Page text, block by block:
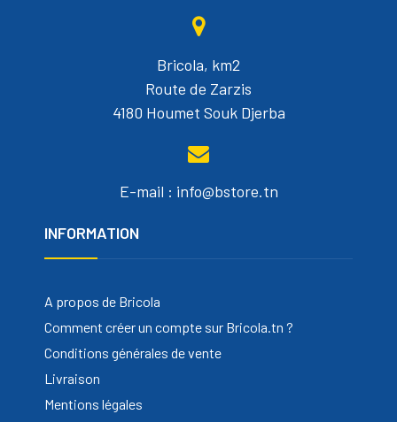
Bricola, km2
Route de Zarzis
4180 Houmet Souk Djerba
E-mail : info@bstore.tn
INFORMATION
A propos de Bricola
Comment créer un compte sur Bricola.tn ?
Conditions générales de vente
Livraison
Mentions légales